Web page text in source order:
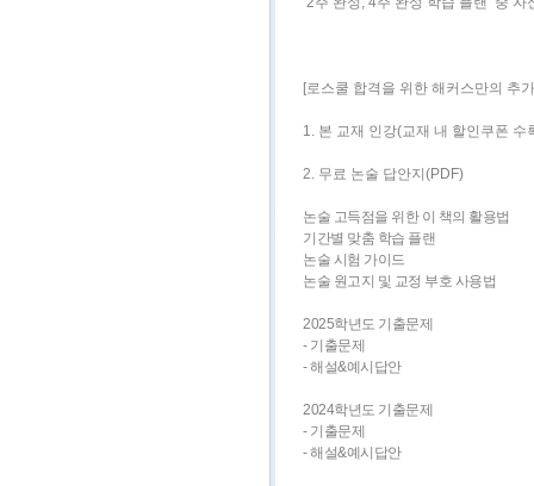
[로스쿨 합격을 위한 해커스만의 추
1. 본 교재 인강(교재 내 할인쿠폰 수
2. 무료 논술 답안지(PDF)
논술 고득점을 위한 이 책의 활용법
기간별 맞춤 학습 플랜
논술 시험 가이드
논술 원고지 및 교정 부호 사용법
2025학년도 기출문제
- 기출문제
- 해설&예시답안
2024학년도 기출문제
- 기출문제
- 해설&예시답안